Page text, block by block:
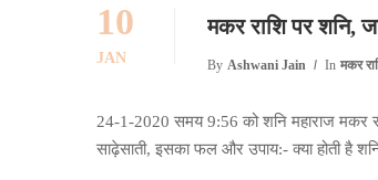
10
JAN
मकर राशि पर शनि,
By Ashwani Jain In मकर
24-1-2020 समय 9:56 को शनि महाराज मकर
साढ़ेसाती, इसका फल और उपाय:- क्या होती है